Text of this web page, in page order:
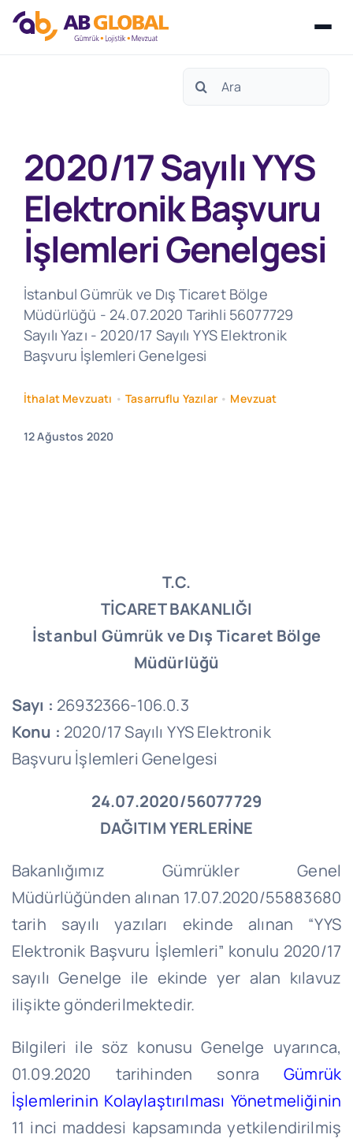
Search
2020/17 Sayılı YYS
Elektronik Başvuru
İşlemleri Genelgesi
İstanbul Gümrük ve Dış Ticaret Bölge
Müdürlüğü - 24.07.2020 Tarihli 56077729
Sayılı Yazı - 2020/17 Sayılı YYS Elektronik
Başvuru İşlemleri Genelgesi
İthalat Mevzuatı •Tasarruflu Yazılar• Mevzuat
12 Ağustos 2020
T.C.
TİCARET BAKANLIĞI
İstanbul Gümrük ve Dış Ticaret Bölge
Müdürlüğü
Sayı : 26932366-106.0.3
Konu : 2020/17 Sayılı YYS Elektronik
Başvuru İşlemleri Genelgesi
24.07.2020/56077729
DAĞITIM YERLERİNE
Bakanlığımız Gümrükler Genel
Müdürlüğünden alınan 17.07.2020/55883680
tarih sayılı yazıları ekinde alınan “YYS
Elektronik Başvuru İşlemleri” konulu 2020/17
sayılı Genelge ile ekinde yer alan kılavuz
ilişikte gönderilmektedir.
Bilgileri ile söz konusu Genelge uyarınca,
01.09.2020 tarihinden sonraGümrük
İşlemlerinin Kolaylaştırılması Yönetmeliğinin
11 inci maddesi kapsamında yetkilendirilmiş